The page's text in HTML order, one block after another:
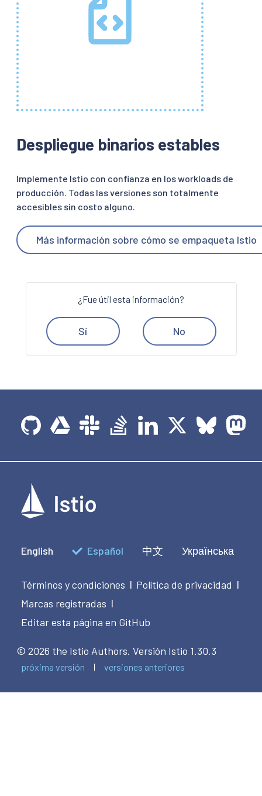
Despliegue binarios estables
Implemente Istio con confianza en los workloads de
producción. Todas las versiones son totalmente
accesibles sin costo alguno.
Más información sobre cómo se empaqueta Istio
¿Fue útil esta información?
Sí No
English Español 中文 Українська
Términos y condiciones | Política de privacidad |
Marcas registradas |
Editar esta página en GitHub
© 2026 the Istio Authors. Versión Istio 1.30.3
próxima versión versiones anteriores